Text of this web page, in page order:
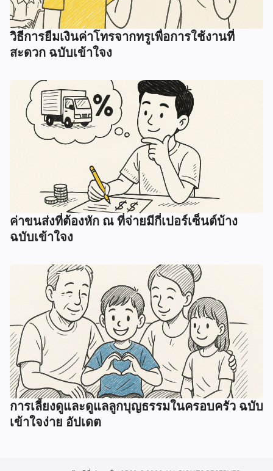
วิธีการยืมเงินค่าโทรจากทรูเพื่อการใช้งานที่
สะดวก ฉบับเข้าใจง
ค่าขนส่งที่ต้องหัก ณ ที่จ่ายมีกี่เปอร์เซ็นต์บ้าง
ฉบับเข้าใจง
การเลี้ยงดูและดูแลลูกบุญธรรมในครอบครัว ฉบับ
เข้าใจง่าย อัปเดต